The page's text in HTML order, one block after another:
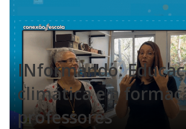
INformando:
climática e a
professores